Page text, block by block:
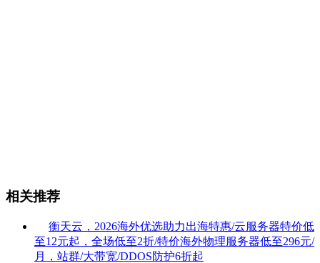
相关推荐
衡天云，2026海外优选助力出海特惠/云服务器特价低
至12元起，全场低至2折/特价海外物理服务器低至296元/
月，站群/大带宽/DDOS防护6折起